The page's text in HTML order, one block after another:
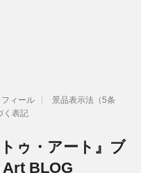
フィール
景品表示法（5条
く表記
ゥ・アート』ブ
Art BLOG